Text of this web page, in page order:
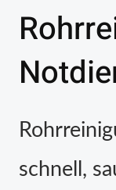
schnell,